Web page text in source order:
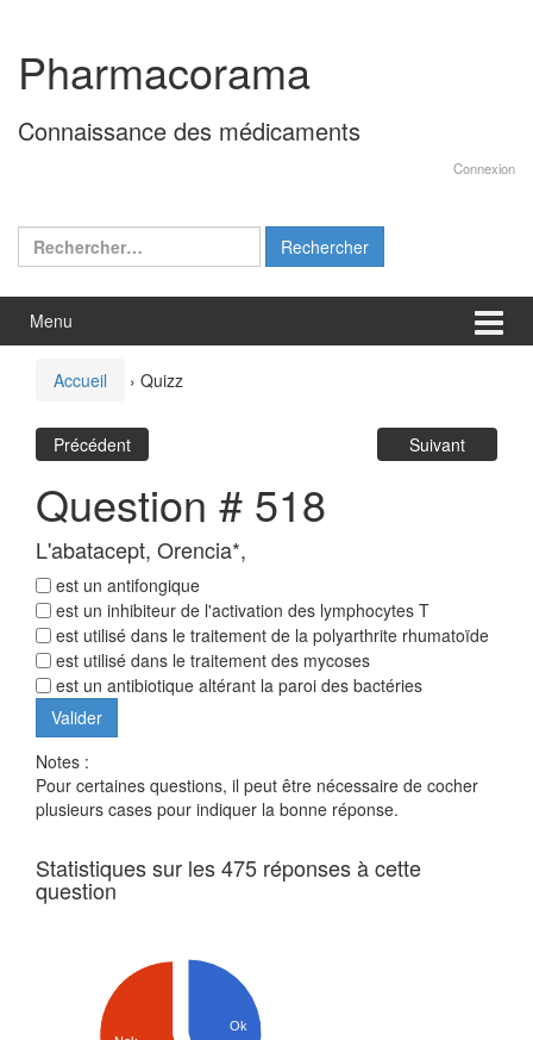
contenu
menu
principal
Pharmacorama
Connaissance des médicaments
Connexion
Rechercher :
Menu
Accueil › Quizz
Précédent Suivant
Question # 518
L'abatacept, Orencia*,
est un antifongique
est un inhibiteur de l'activation des lymphocytes T
est utilisé dans le traitement de la polyarthrite rhumatoïde
est utilisé dans le traitement des mycoses
est un antibiotique altérant la paroi des bactéries
Notes :
Pour certaines questions, il peut être nécessaire de cocher
plusieurs cases pour indiquer la bonne réponse.
Statistiques sur les 475 réponses à cette
question
Ok